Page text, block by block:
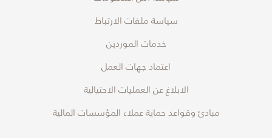
سياسة ملفات الارتباط
خدمات الموردين
اعتماد جهات العمل
الابلاغ عن العمليات الاحتيالية
مبادئ وقواعد حماية عملاء المؤسسات المالية